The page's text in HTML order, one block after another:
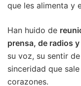
que les alimenta y
Han huido de
prensa, de radios
su voz, su sentir
sinceridad que
corazones.